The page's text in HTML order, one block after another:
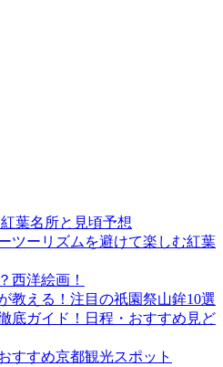
葉名所と見頃予想
ツーリズムを避けて楽しむ紅葉
西洋絵画！
教える！注目の祇園祭山鉾10選
底ガイド！日程・おすすめ見ど
すすめ京都観光スポット